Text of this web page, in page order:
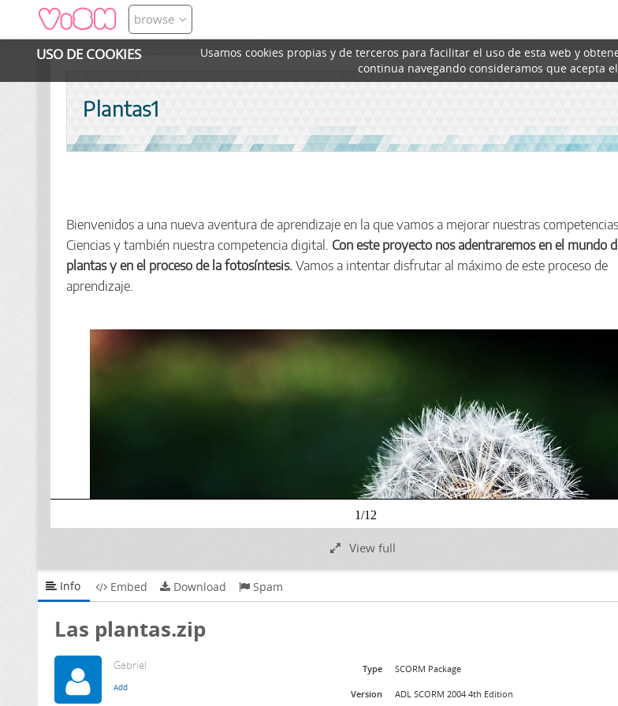
USO DE COOKIES
Usamos cookies propias y de terceros para facilitar el uso de esta web y
continua navegando consideramos que acepta
browse
View full
Info Embed Download Spam
Las plantas.zip
Gabriel Type SCORM Package
Version ADL SCORM 2004 4th Edition